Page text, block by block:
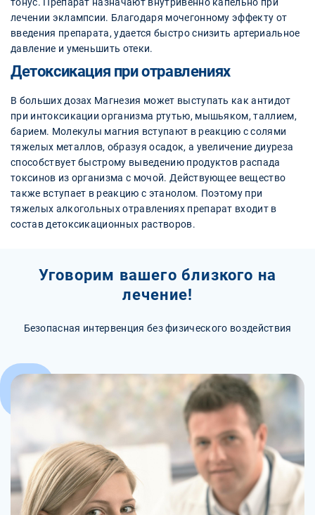
тонус. Препарат назначают внутривенно капельно при
лечении эклампсии. Благодаря мочегонному эффекту от
введения препарата, удается быстро снизить артериальное
давление и уменьшить отеки.
Детоксикация при отравлениях
В больших дозах Магнезия может выступать как антидот
при интоксикации организма ртутью, мышьяком, таллием,
барием. Молекулы магния вступают в реакцию с солями
тяжелых металлов, образуя осадок, а увеличение диуреза
способствует быстрому выведению продуктов распада
токсинов из организма с мочой. Действующее вещество
также вступает в реакцию с этанолом. Поэтому при
тяжелых алкогольных отравлениях препарат входит в
состав детоксикационных растворов.
Уговорим вашего близкого на
лечение!
Безопасная интервенция без физического воздействия